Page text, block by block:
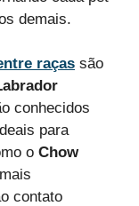
demais.
raças são
conhecidos
para
o Chow
contato